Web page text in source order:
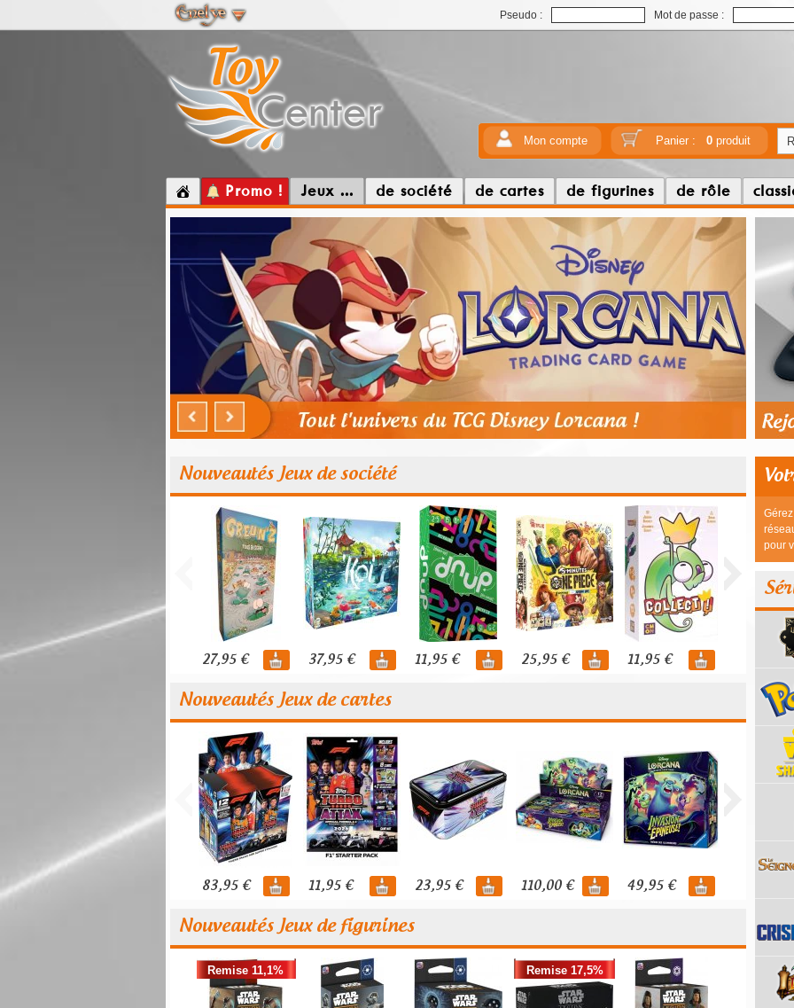
Pseudo : Mot de passe :
Mon compte Panier : 0produit
Promo ! Jeux ... de société de cartes de figurines de rôle
Nouveautés Jeux de société
27,95 € 37,95 € 11,95 € 25,95 € 11,95 €
Nouveautés Jeux de cartes
83,95 € 11,95 € 23,95 € 110,00 € 49,95 €
Nouveautés Jeux de figurines
Remise 11,1% Remise 17,5%
pour